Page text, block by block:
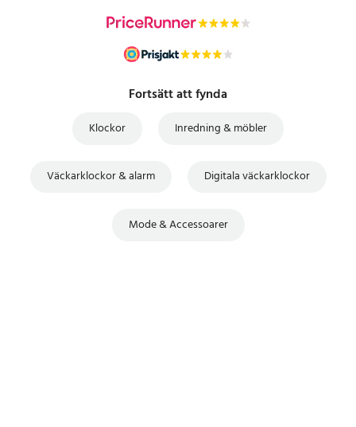
Fortsätt att fynda
Klockor Inredning & möbler
Väckarklockor & alarm Digitala väckarklockor
Mode & Accessoarer